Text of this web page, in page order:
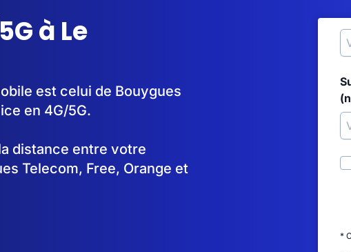
à Le
est celui de Bouygues
en 4G/5G.
distance entre votre
Telecom, Free, Orange et
*